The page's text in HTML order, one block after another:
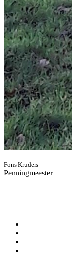
Fons Kruders
Penningmeester